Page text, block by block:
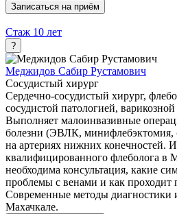
Записаться на приём
Стаж 10 лет
?
Меджидов Сабир Рустамович
Сосудистый хирург
Сердечно-сосудистый хирург,
сосудистой патологией,
Выполняет малоинвазивные
болезни (ЭВЛК, минифлебэктомия,
на артериях нижних конечностей.
квалифицированного флеболога в
необходима консультация, какие
проблемы с венами и как проходит
Современные методы диагностики
Махачкале.